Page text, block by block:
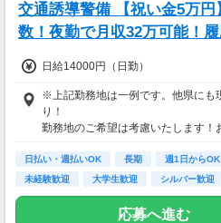
交通誘導警備 【祝い金5万
数！夜勤で月収32万可能！
日給14000円（日勤）
※上記勤務地は一例です。他県にも
り！
勤務地のご希望は考慮いたします！
相談ください♪
日払い・週払いOK 長期 週1日からOK
未経験歓迎
大学生歓迎 シルバー歓迎
応募へ進む